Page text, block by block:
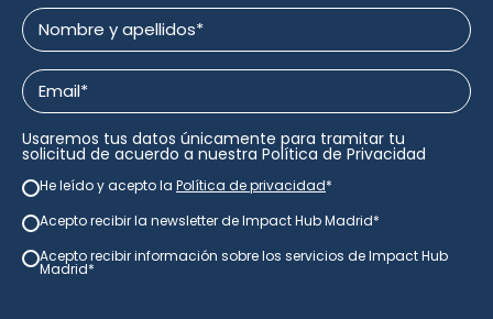
Nombre
y
apellidos
*
Email
*
Usaremos tus datos únicamente para tramitar tu
solicitud de acuerdo a nuestra Política de Privacidad
newsletter
*
He leído y acepto la Política de privacidad*
newsletter
*
Acepto recibir la newsletter de Impact Hub Madrid*
consentimiento
Acepto recibir información sobre los servicios de Impact Hub
Madrid*